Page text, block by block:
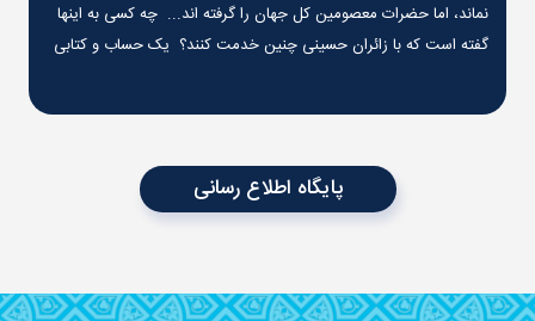
نماند، اما حضرات معصومین کل جهان را گرفته اند... چه کسی به اینها
گفته است که با زائران حسینی چنین خدمت کنند؟ یک حساب و کتابی
پایگاه اطلاع رسانی